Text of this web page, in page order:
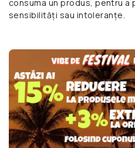
consuma un produs, pentru a
sensibilități sau intoleranțe.